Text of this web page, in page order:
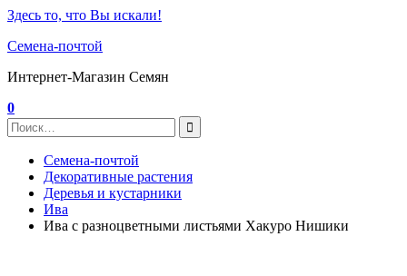
Здесь то, что Вы искали!
Семена-почтой
Интернет-Магазин Семян
0
Семена-почтой
Декоративные растения
Деревья и кустарники
Ива
Ива с разноцветными листьями Хакуро Нишики